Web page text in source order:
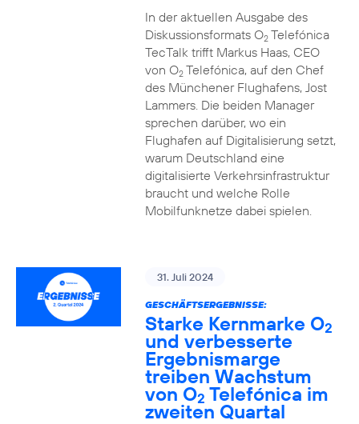
In der aktuellen Ausgabe des
Diskussionsformats O2Telefónica
TecTalk trifft Markus Haas, CEO
von O2Telefónica, auf den Chef
des Münchener Flughafens, Jost
Lammers. Die beiden Manager
sprechen darüber, wo ein
Flughafen auf Digitalisierung setzt,
warum Deutschland eine
digitalisierte Verkehrsinfrastruktur
braucht und welche Rolle
Mobilfunknetze dabei spielen.
31. Juli 2024
GESCHÄFTSERGEBNISSE:
Starke Kernmarke O2
und verbesserte
Ergebnismarge
treiben Wachstum
von O2 Telefónica im
zweiten Quartal